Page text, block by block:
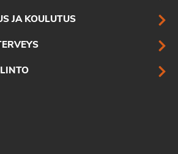
JA KOULUTUS